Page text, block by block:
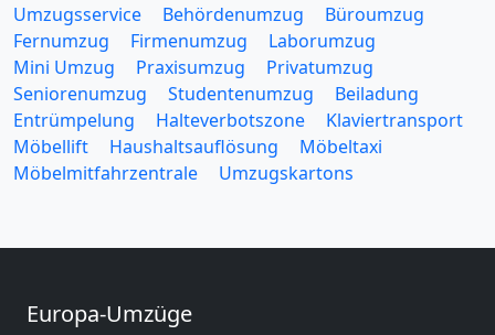
Umzugsservice Behördenumzug
Büroumzug
Fernumzug
Firmenumzug
Laborumzug
Mini Umzug
Praxisumzug
Privatumzug
Seniorenumzug
Studentenumzug
Beiladung
Entrümpelung
Halteverbotszone
Klaviertransport
Möbellift
Haushaltsauflösung
Möbeltaxi
Möbelmitfahrzentrale
Umzugskartons
Europa-Umzüge